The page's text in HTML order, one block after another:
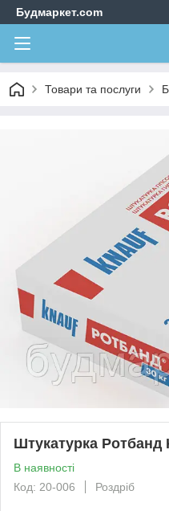
Будмаркет.com
Товари та послуги
Штукатурка Ротбанд
В наявності
Код: 20-006
Роздріб